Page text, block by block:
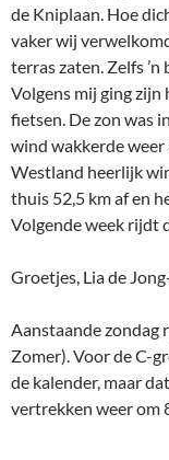
de Kniplaan. Hoe
vaker wij
terras zaten. Zelfs
Volgens mij ging zijn
fietsen. De zon was
wind wakkerde
Westland heerlijk
thuis 52,5 km af en
Volgende week rijdt
Groetjes, Lia de
Aanstaande zondag
Zomer). Voor de C-
de kalender, maar
vertrekken weer om